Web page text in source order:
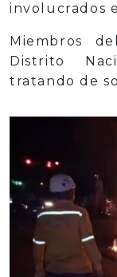
involucrados
Miembros
Distrito
tratando de